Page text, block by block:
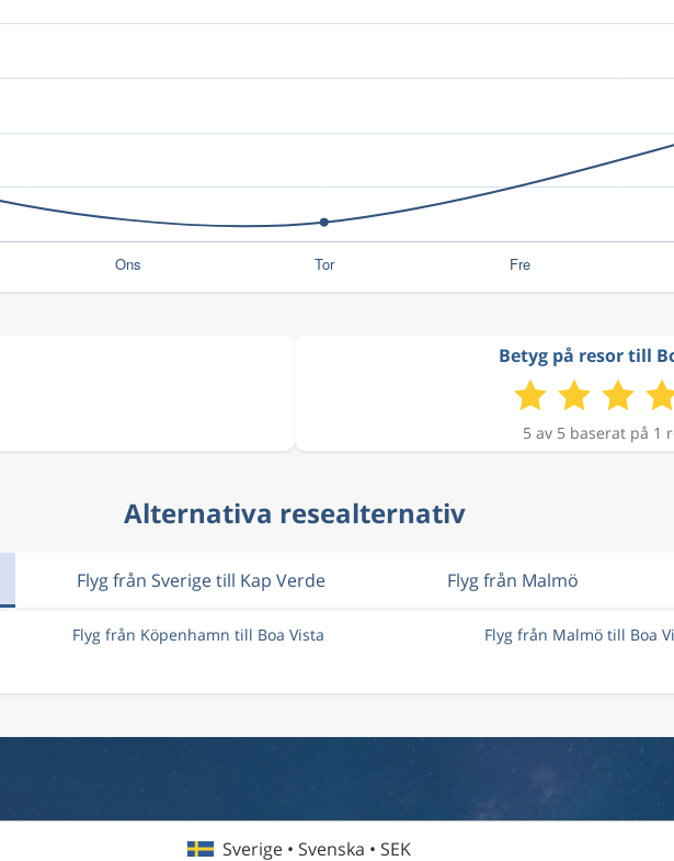
Betyg på resor till
5 av 5 baserat på 1
Alternativa resealternativ
Flyg från Sverige till Kap Verde Flyg från Malmö
Flyg från Köpenhamn till Boa Vista
Flyg från Malmö till Boa
Sverige • Svenska • SEK